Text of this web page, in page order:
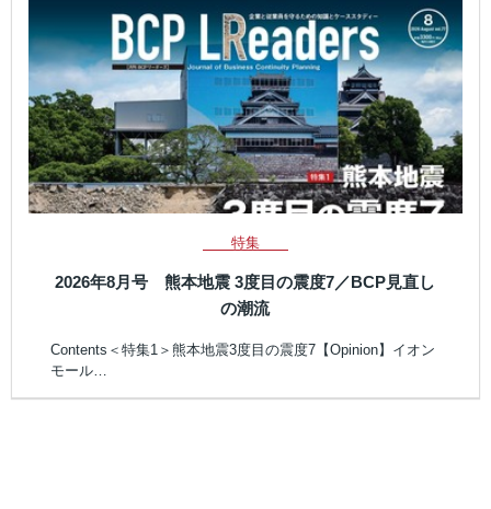
特集
2026年8月号 熊本地震 3度目の震度7／BCP見直し
の潮流
Contents＜特集1＞熊本地震3度目の震度7【Opinion】イオン
モール…